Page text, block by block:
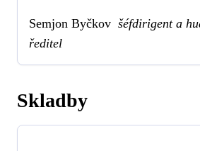
Semjon Byčkov šéfdirigent a
ředitel
Skladby